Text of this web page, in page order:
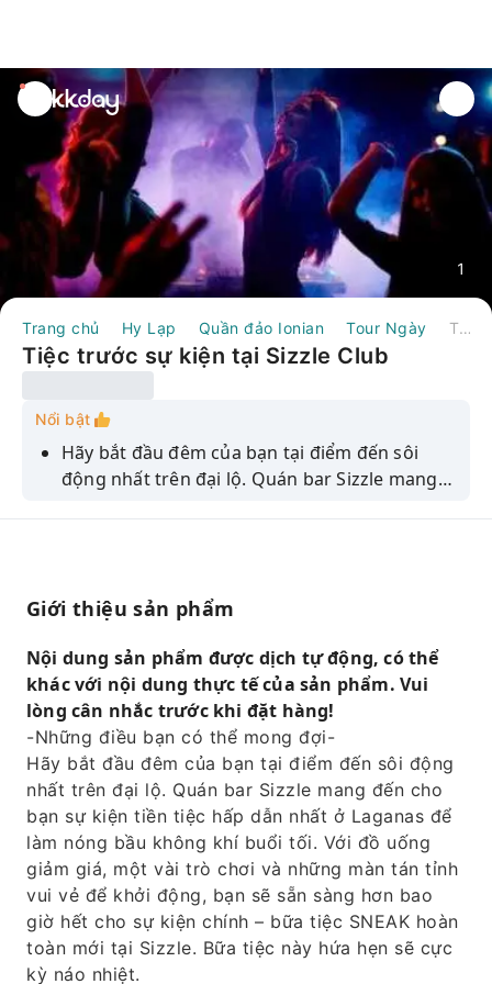
unread
notifications
1
Trang chủ Hy Lạp Quần đảo Ionian Tour Ngày Tiệc trước sự kiện tại Sizzle Club
Tiệc trước sự kiện tại Sizzle Club
Nổi bật
Hãy bắt đầu đêm của bạn tại điểm đến sôi
động nhất trên đại lộ. Quán bar Sizzle mang
sẽ sẵn sàng hơn bao giờ hết cho sự kiện chính
tiệc này hứa hẹn sẽ cực kỳ náo nhiệt.
Giới thiệu sản phẩm
Nội dung sản phẩm được dịch tự động, có thể
khác với nội dung thực tế của sản phẩm. Vui
lòng cân nhắc trước khi đặt hàng!
-Những điều bạn có thể mong đợi-
Hãy bắt đầu đêm của bạn tại điểm đến sôi động
nhất trên đại lộ. Quán bar Sizzle mang đến cho
bạn sự kiện tiền tiệc hấp dẫn nhất ở Laganas để
làm nóng bầu không khí buổi tối. Với đồ uống
giảm giá, một vài trò chơi và những màn tán tỉnh
vui vẻ để khởi động, bạn sẽ sẵn sàng hơn bao
giờ hết cho sự kiện chính – bữa tiệc SNEAK hoàn
toàn mới tại Sizzle. Bữa tiệc này hứa hẹn sẽ cực
kỳ náo nhiệt.